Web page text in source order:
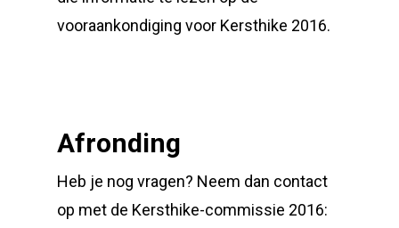
vooraankondiging voor Kersthike 2016.
Afronding
Heb je nog vragen? Neem dan contact
op met de Kersthike-commissie 2016: